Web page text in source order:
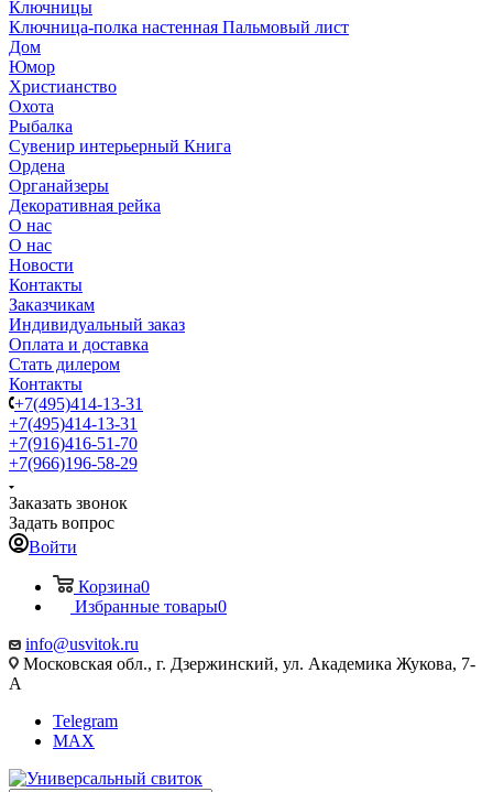
Ключницы
Ключница-полка настенная Пальмовый лист
Дом
Юмор
Христианство
Охота
Рыбалка
Сувенир интерьерный Книга
Ордена
Органайзеры
Декоративная рейка
О нас
О нас
Новости
Контакты
Заказчикам
Индивидуальный заказ
Оплата и доставка
Стать дилером
Контакты
+7(495)414-13-31
+7(495)414-13-31
+7(916)416-51-70
+7(966)196-58-29
Заказать звонок
Задать вопрос
Войти
Корзина0
Избранные товары0
info@usvitok.ru
Московская обл., г. Дзержинский, ул. Академика Жукова, 7-
А
Telegram
MAX